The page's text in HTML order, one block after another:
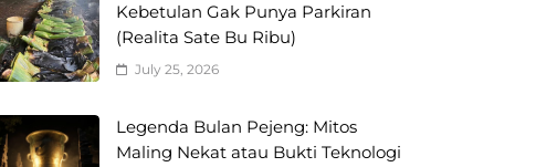
Kebetulan Gak Punya Parkiran
(Realita Sate Bu Ribu)
July 25, 2026
Legenda Bulan Pejeng: Mitos
Maling Nekat atau Bukti Teknologi